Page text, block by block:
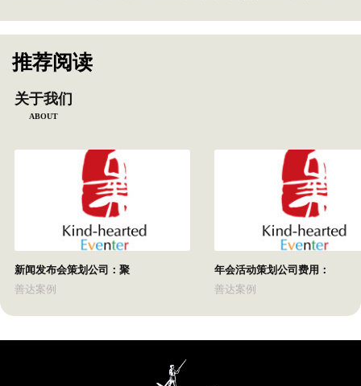
推荐阅读
关于我们
ABOUT
新闻发布会策划公司：聚
善达案例
年会活动策划公司费用：
善达案例